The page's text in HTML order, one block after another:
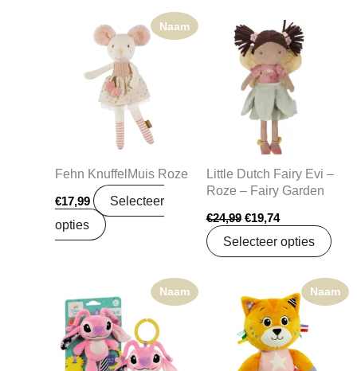
Naam
Fehn KnuffelMuis Roze
€17,99
Selecteer
opties
Little Dutch Fairy Evi –
Roze – Fairy Garden
€24,99
Oorspronkelijke
prijs
was:
€24,99.
€19,74
Huidige
prijs
is:
€19,74.
Selecteer opties
Naam Naam